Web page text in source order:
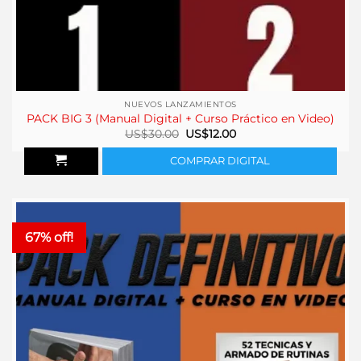
NUEVOS LANZAMIENTOS
PACK BIG 3 (Manual Digital + Curso Práctico en Video)
US$30.00 El
precio
era:
US$30.00.
US$12.00El
actual
es:
US$12.00.
COMPRAR DIGITAL
67% off!